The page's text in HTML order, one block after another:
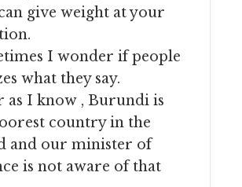
give weight at your
I wonder if people
what they say.
as I know , Burundi is
country in the
and our minister of
is not aware of that